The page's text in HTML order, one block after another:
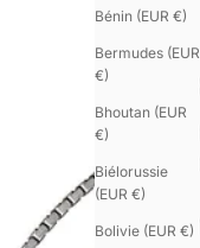
Bénin (EUR €)
Bermudes (EUR
€)
Bhoutan (EUR
€)
Biélorussie
(EUR €)
Bolivie (EUR €)